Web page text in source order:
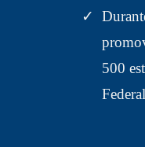
500